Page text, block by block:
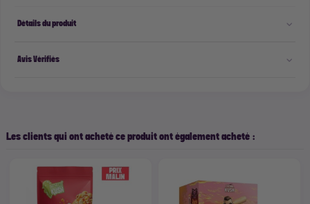
Détails du produit
Avis Vérifiés
Les clients qui ont acheté ce produit ont également acheté :